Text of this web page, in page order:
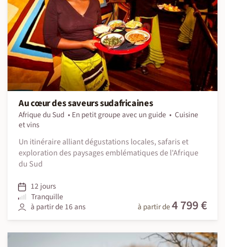
Au cœur des saveurs sudafricaines
Afrique du Sud En petit groupe avec un guide
Cuisine
et vins
Un itinéraire alliant dégustations locales, safaris et
exploration des paysages emblématiques de l'Afrique
du Sud
12 jours
Tranquille
à partir de 16 ans
à partir de4 799 €